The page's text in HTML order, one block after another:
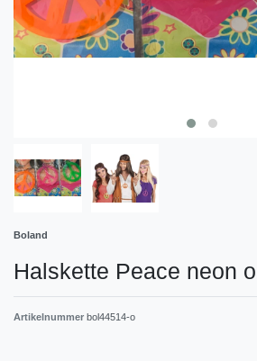
Boland
Halskette Peace neon
Artikelnummer bol44514-o